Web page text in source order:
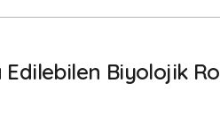
Biyolojik